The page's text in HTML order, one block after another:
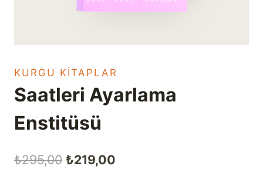
KURGU KITAPLAR
Saatleri Ayarlama
Enstitüsü
₺295,00 Orijinal
₺219,00